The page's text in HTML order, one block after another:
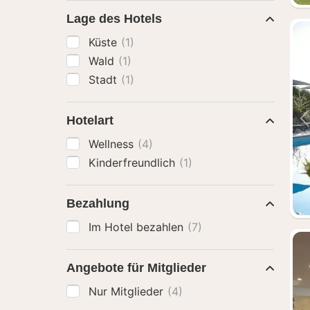
Lage des Hotels
Küste (1)
Wald (1)
Stadt (1)
Hotelart
Wellness (4)
Kinderfreundlich (1)
Bezahlung
Im Hotel bezahlen (7)
Angebote für Mitglieder
Nur Mitglieder (4)